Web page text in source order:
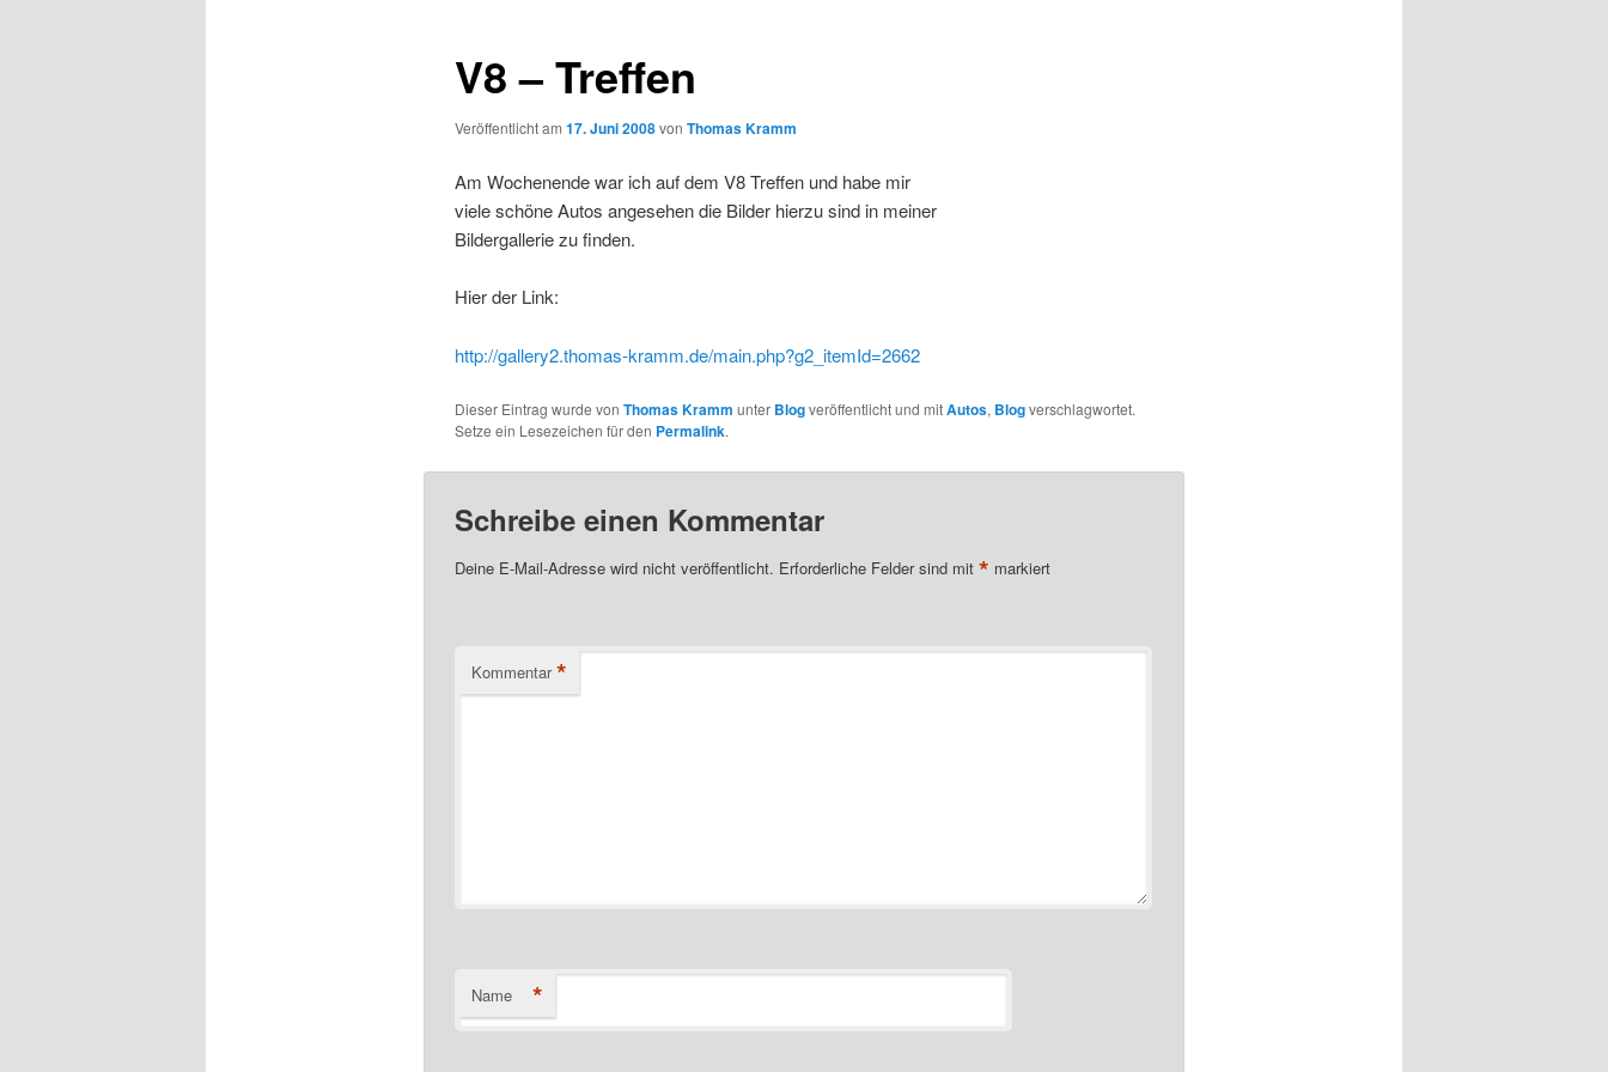
V8 – Treffen
Veröffentlicht am 17. Juni 2008von Thomas Kramm
Am Wochenende war ich auf dem V8 Treffen und habe mir
viele schöne Autos angesehen die Bilder hierzu sind in meiner
Bildergallerie zu finden.
Hier der Link:
http://gallery2.thomas-kramm.de/main.php?g2_itemId=2662
Dieser Eintrag wurde von Thomas Kramm unter Blogveröffentlicht und mitAutos, Blogverschlagwortet.
Setze ein Lesezeichen für den Permalink.
Schreibe einen Kommentar
Deine E-Mail-Adresse wird nicht veröffentlicht. Erforderliche Felder sind mit * markiert
Kommentar *
Name *